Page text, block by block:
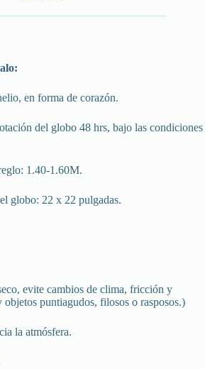
en forma de corazón.
del globo 48 hrs, bajo las condiciones
1.40-1.60M.
globo: 22 x 22 pulgadas.
evite cambios de clima, fricción y
puntiagudos, filosos o rasposos.)
la atmósfera.